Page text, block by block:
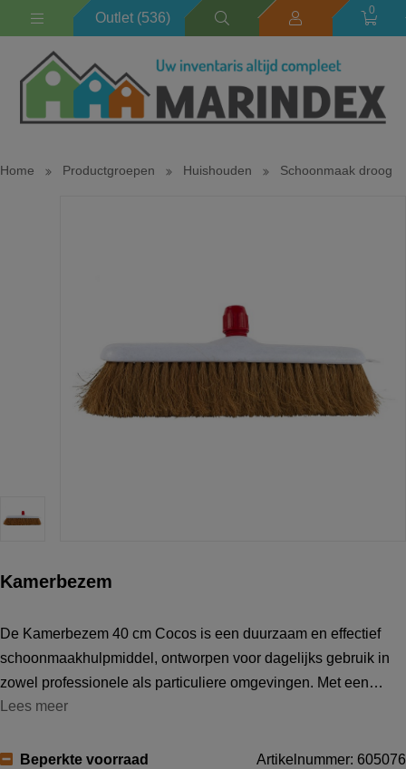
Outlet (536) 0
Home Productgroepen Huishouden Schoonmaak droog
Kamerbezem
De Kamerbezem 40 cm Cocos is een duurzaam en effectief
schoonmaakhulpmiddel, ontworpen voor dagelijks gebruik in
zowel professionele als particuliere omgevingen. Met een
breedte van 40 cm bestrijkt de bezem vloeren efficiënt en
Lees meer
Beperkte voorraad Artikelnummer: 605076